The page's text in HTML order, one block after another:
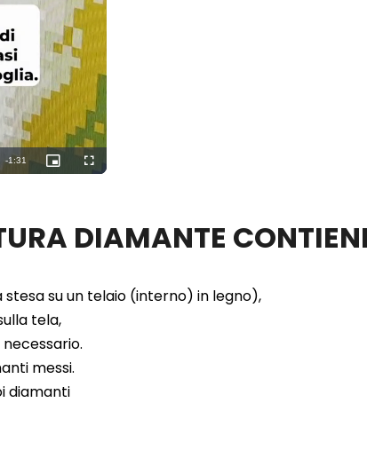
Remaining
-1:29
Picture-
in-
Fullscreen
DIAMANTE
su un telaio (interno) in legno),
tela,
messi.
diamanti